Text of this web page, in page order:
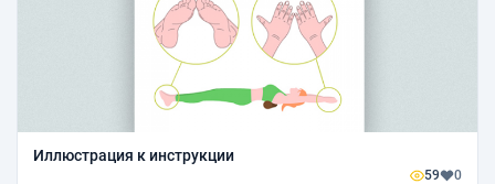
Иллюстрация к инструкции
59 0